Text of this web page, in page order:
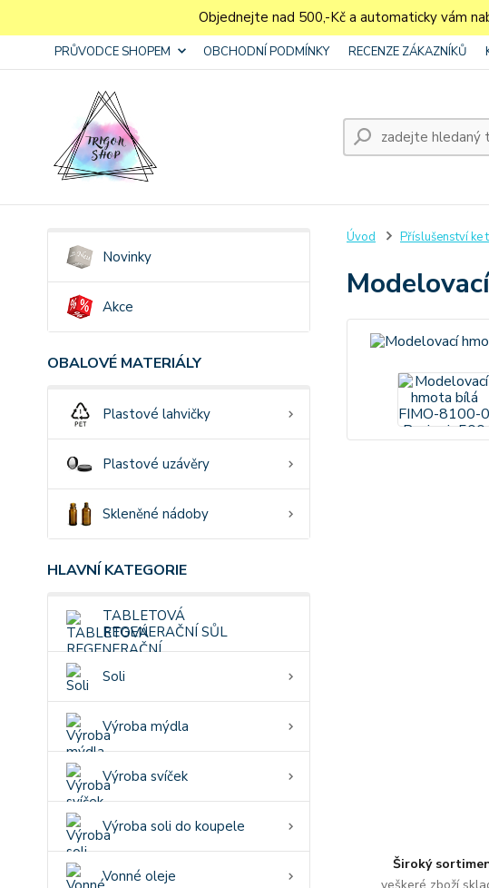
Objednejte nad 500,-Kč a automaticky vám
PRŮVODCE SHOPEM OBCHODNÍ PODMÍNKY RECENZE ZÁKAZNÍKŮ
Novinky
Akce
OBALOVÉ MATERIÁLY
Plastové lahvičky
Plastové uzávěry
Skleněné nádoby
HLAVNÍ KATEGORIE
TABLETOVÁ
REGENERAČNÍ SŮL
Soli
Výroba mýdla
Výroba svíček
Výroba soli do koupele
Vonné oleje
Úvod Příslušenství ke
Široký